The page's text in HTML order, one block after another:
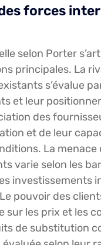
forces
selon Porter
principales. La
s’évalue
et leur
des
et de leur
La menace
varie selon les
investissements
pouvoir des
sur les prix et les
de substitution